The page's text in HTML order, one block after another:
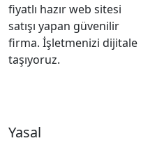
fiyatlı hazır web sitesi
satışı yapan güvenilir
firma. İşletmenizi dijitale
taşıyoruz.
Yasal